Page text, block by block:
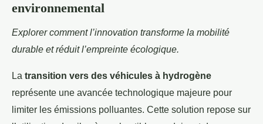
environnemental
Explorer comment l’innovation transforme la mobilité
durable et réduit l’empreinte écologique.
La transition vers des véhicules à hydrogène
représente une avancée technologique majeure pour
limiter les émissions polluantes. Cette solution repose sur